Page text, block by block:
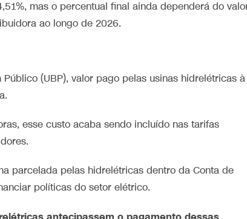
mas o percentual final ainda dependerá do
ao longo de 2026.
(UBP), valor pago pelas usinas hidrelétricas à
esse custo acaba sendo incluído nas tarifas
parcelada pelas hidrelétricas dentro da Conta de
políticas do setor elétrico.